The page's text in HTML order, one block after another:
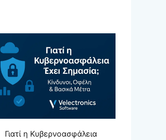
Γιατί η Κυβερνοασφάλεια